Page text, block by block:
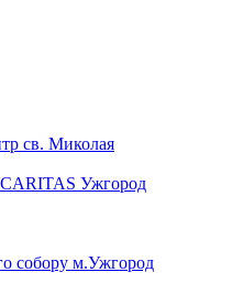
св. Миколая
CARITAS Ужгород
собору м.Ужгород